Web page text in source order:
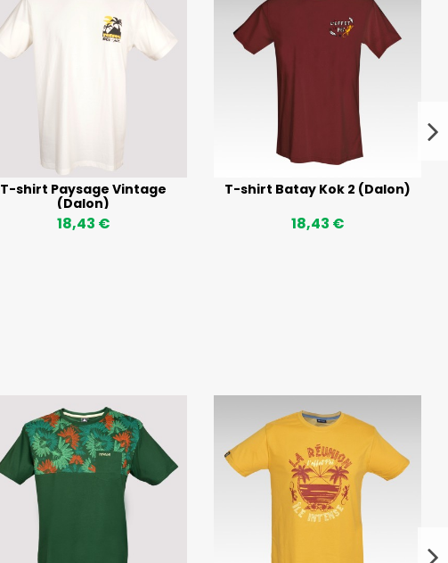
T-shirt Paysage Vintage
(Dalon)
18,43 €
T-shirt Batay Kok 2 (Dalon)
18,43 €